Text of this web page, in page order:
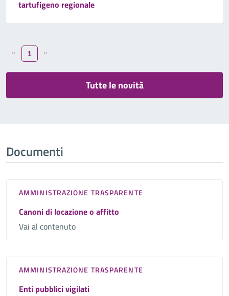
tartufigeno regionale
« 1 »
Tutte le novità
Documenti
AMMINISTRAZIONE TRASPARENTE
Canoni di locazione o affitto
Vai al contenuto
AMMINISTRAZIONE TRASPARENTE
Enti pubblici vigilati